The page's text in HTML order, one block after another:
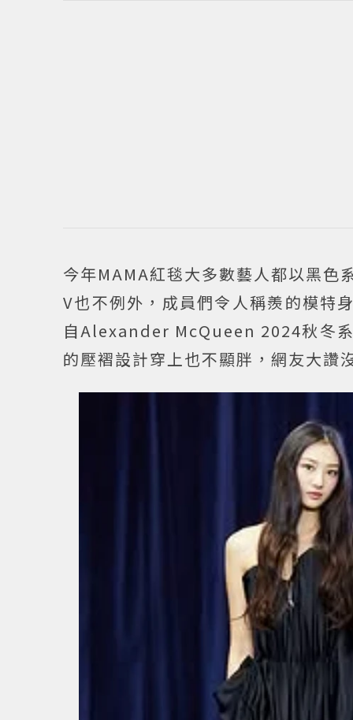
今年MAMA紅毯大多數藝人都以黑色
V也不例外，成員們令人稱羨的模特
自Alexander McQueen 2024秋冬
的壓褶設計穿上也不顯胖，網友大讚